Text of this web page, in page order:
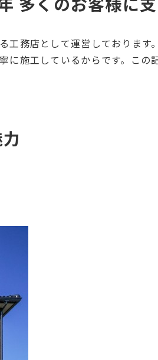
工務店として運営しております
に施工しているからです。こ